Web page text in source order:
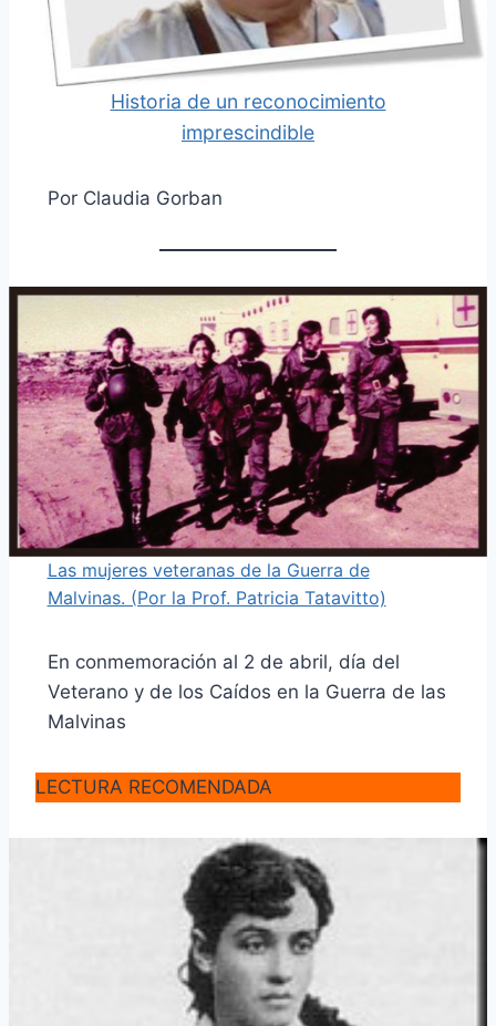
Historia de un reconocimiento
imprescindible
Por Claudia Gorban
Las mujeres veteranas de la Guerra de
Malvinas. (Por la Prof. Patricia Tatavitto)
En conmemoración al 2 de abril, día del
Veterano y de los Caídos en la Guerra de las
Malvinas
LECTURA RECOMENDADA